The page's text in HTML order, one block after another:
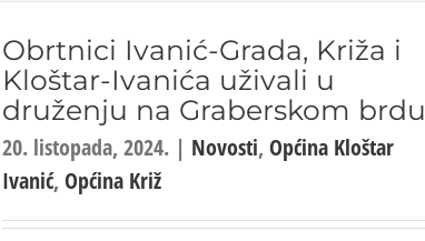
Obrtnici Ivanić-Grada, Križa i
Kloštar-Ivanića uživali u
druženju na Graberskom brdu
20. listopada, 2024. | Novosti, Općina Kloštar
Ivanić, Općina Križ